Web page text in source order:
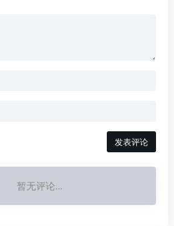
发表评论
暂无评论...